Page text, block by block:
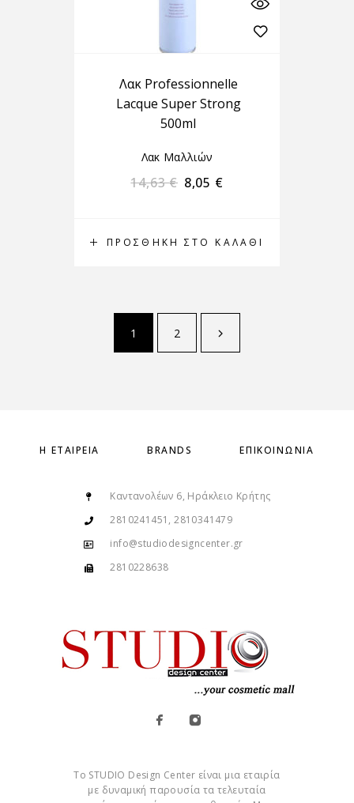
ΠΡΟΣΘΉΚΗ ΣΤΟ ΚΑΛΆΘΙ
Λακ Professionnelle
Lacque Super Strong
500ml
Λακ Μαλλιών
14,63€ 8,05 €
1 2
Η ΕΤΑΙΡΕΊΑ BRANDS ΕΠΙΚΟΙΝΩΝΊΑ
Καντανολέων 6, Ηράκλειο Κρήτης
2810241451, 2810341479
info@studiodesigncenter.gr
2810228638
Το STUDIO Design Center είναι μια εταιρία
με δυναμική παρουσία τα τελευταία